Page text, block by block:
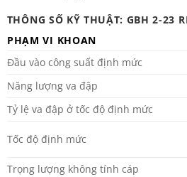
THÔNG SỐ KỸ THUẬT: GBH 2-23
PHẠM VI KHOAN
Đầu vào công suất định mức
Năng lượng va đập
Tỷ lệ va đập ở tốc độ định mức
Tốc độ định mức
Trọng lượng không tính cáp